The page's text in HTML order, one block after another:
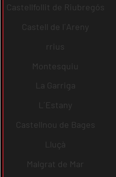
Castellfollit de Riubregós
Castell de l´Areny
rrius
Montesquiu
La Garriga
L´Estany
Castellnou de Bages
Lluçà
Malgrat de Mar